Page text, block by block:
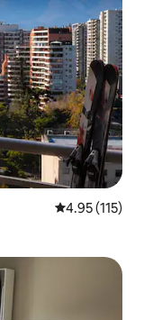
Calificación
4.95 (115)